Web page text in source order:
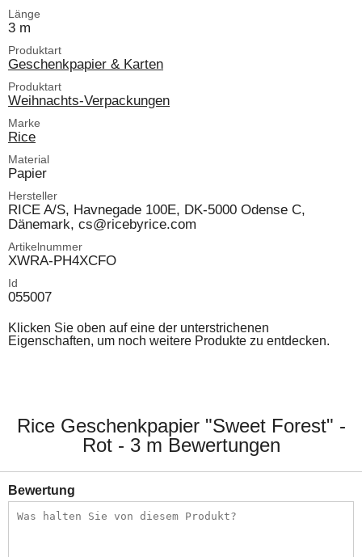
Länge
3 m
Produktart
Geschenkpapier & Karten
Produktart
Weihnachts-Verpackungen
Marke
Rice
Material
Papier
Hersteller
RICE A/S, Havnegade 100E, DK-5000 Odense C,
Dänemark, cs@ricebyrice.com
Artikelnummer
XWRA-PH4XCFO
Id
055007
Klicken Sie oben auf eine der unterstrichenen
Eigenschaften, um noch weitere Produkte zu entdecken.
Rice Geschenkpapier "Sweet Forest" -
Rot - 3 m Bewertungen
Bewertung